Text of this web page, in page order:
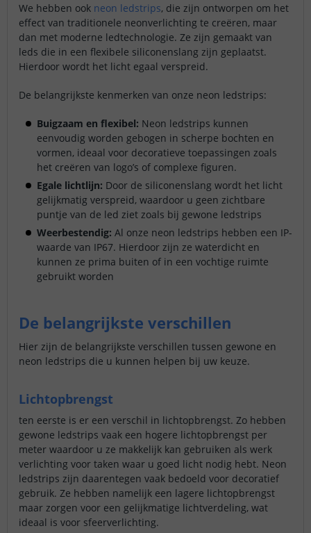
We hebben ook neon ledstrips, die zijn ontworpen om het
effect van traditionele neonverlichting te creëren, maar
dan met moderne ledtechnologie. Ze zijn gemaakt van
leds die in een flexibele siliconenslang zijn geplaatst.
Hierdoor wordt het licht egaal verspreid.
De belangrijkste kenmerken van onze neon ledstrips:
Buigzaam en flexibel: Neon ledstrips kunnen
eenvoudig worden gebogen in scherpe bochten en
vormen, ideaal voor decoratieve toepassingen zoals
het creëren van logo’s of complexe figuren.
Egale lichtlijn: Door de siliconenslang wordt het licht
gelijkmatig verspreid, waardoor u geen zichtbare
puntje van de led ziet zoals bij gewone ledstrips
Weerbestendig: Al onze neon ledstrips hebben een IP-
waarde van IP67. Hierdoor zijn ze waterdicht en
kunnen ze prima buiten of in een vochtige ruimte
gebruikt worden
De belangrijkste verschillen
Hier zijn de belangrijkste verschillen tussen gewone en
neon ledstrips die u kunnen helpen bij uw keuze.
Lichtopbrengst
ten eerste is er een verschil in lichtopbrengst. Zo hebben
gewone ledstrips vaak een hogere lichtopbrengst per
meter waardoor u ze makkelijk kan gebruiken als werk
verlichting voor taken waar u goed licht nodig hebt. Neon
ledstrips zijn daarentegen vaak bedoeld voor decoratief
gebruik. Ze hebben namelijk een lagere lichtopbrengst
maar zorgen voor een gelijkmatige lichtverdeling, wat
ideaal is voor sfeerverlichting.